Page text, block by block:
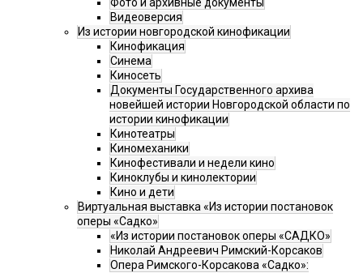
Фото и архивные документы
Видеоверсия
Из истории новгородской кинофикации
Кинофикация
Синема
Киносеть
Документы Государственного архива
новейшей истории Новгородской области по
истории кинофикации
Кинотеатры
Киномеханики
Кинофестивали и недели кино
Киноклубы и кинолектории
Кино и дети
Виртуальная выставка «Из истории постановок
оперы «Садко»
«Из истории постановок оперы «САДКО»
Николай Андреевич Римский-Корсаков
Опера Римского-Корсакова «Садко»: